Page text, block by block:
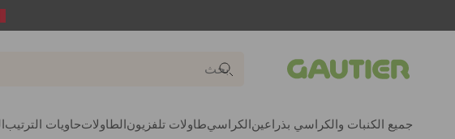
Gautier
جميع الكنبات والكراسي بذراعين الكراسيطاولات تلفزيون الطاولاتحاويات الترتيب